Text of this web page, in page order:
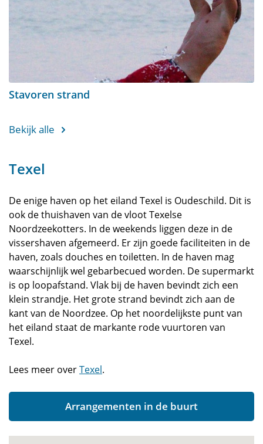
Stavoren strand
Bekijk alle
Texel
De enige haven op het eiland Texel is Oudeschild. Dit is
ook de thuishaven van de vloot Texelse
Noordzeekotters. In de weekends liggen deze in de
vissershaven afgemeerd. Er zijn goede faciliteiten in de
haven, zoals douches en toiletten. In de haven mag
waarschijnlijk wel gebarbecued worden. De supermarkt
is op loopafstand. Vlak bij de haven bevindt zich een
klein strandje. Het grote strand bevindt zich aan de
kant van de Noordzee. Op het noordelijkste punt van
het eiland staat de markante rode vuurtoren van
Texel.
Lees meer overTexel.
Arrangementen in de buurt